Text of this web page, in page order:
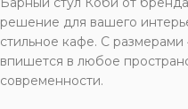
решение для вашего
стильное кафе. С
впишется в любое
современности.